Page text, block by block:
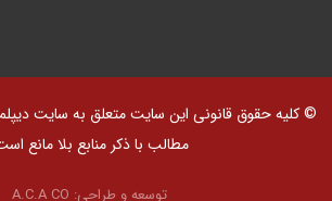
© کلیه حقوق قانونی این سایت متعلق به سایت
مطالب با ذکر منابع بلا مانع
توسعه و طراحی: A.C.A CO